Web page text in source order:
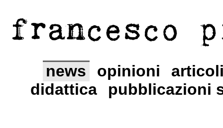
francesco
news opinioni
didattica
pubblicazioni